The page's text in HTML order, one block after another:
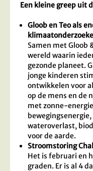
Een kleine greep uit
Gloob en Teo als
Samen met Gloob
wereld waarin
gezonde planeet.
jonge kinderen
ontwikkelen voor
op de mens en de
met zonne-
wateroverlast,
voor de aarde.
Stroomstoring
Het is februari en
graden. Er is al 4